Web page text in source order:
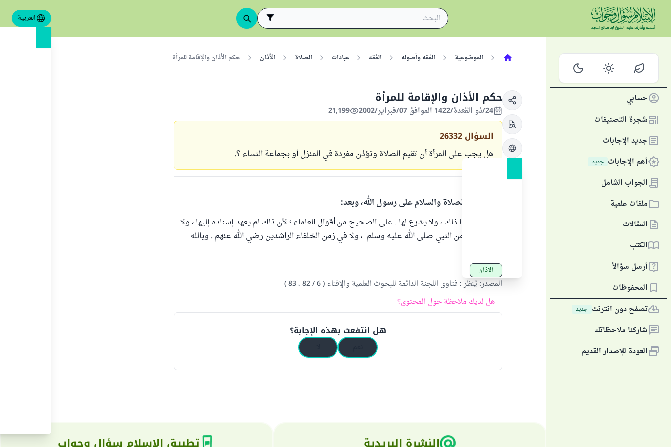
العربية
حسابي
شجرة التصنيفات
جديد الإجابات
أهم الإجابات جديد
الجواب الشامل
ملفات علمية
المقالات
الكتب
أرسل سؤالاً
المحفوظات
تصفح دون انترنت جديد
شاركنا ملاحظاتك
العودة للإصدار القديم
الموضوعية الفقه وأصوله الفقه عبادات الصلاة الأذان حكم الأذان والإقامة للمرأة
حكم الأذان والإقامة للمرأة
24/ذو القعدة/1422 الموافق 07/فبراير/2002 21,199
السؤال 26332
هل يجب على المرأة أن تقيم الصلاة وتؤذن مفردة في المنزل أو بجماعة النساء ؟.
الحمد لله والصلاة والسلام على رسول الله، وبعد:
لا يجب عليها ذلك ، ولا يشرع لها . على الصحيح من أقوال العلماء ؛ لأن ذلك لم يعهد إسناده إليها ، ولا
توليها إياه زمن النبي صلى الله عليه وسلم ، ولا في زمن الخلفاء الراشدين رضي الله عنهم . وبالله
الأذان
المصدر: يُنظر : فتاوى اللجنة الدائمة للبحوث العلمية والإفتاء ( 6 / 82 ، 83 )
هل لديك ملاحظة حول المحتوى؟
هل انتفعت بهذه الإجابة؟
النشرة البريدية تطبيق الإسلام سؤال وجواب